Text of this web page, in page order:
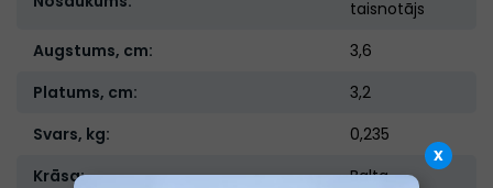
taisnotājs
Augstums, cm:
3,6
Platums, cm:
3,2
Svars, kg:
0,235
Krāsa:
Balta
x